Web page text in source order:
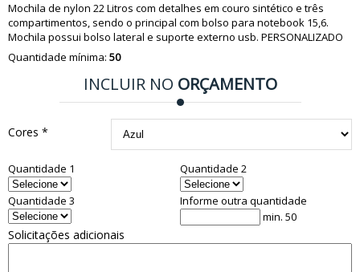
Mochila de nylon 22 Litros com detalhes em couro sintético e três
compartimentos, sendo o principal com bolso para notebook 15,6.
Mochila possui bolso lateral e suporte externo usb. PERSONALIZADO
Quantidade mínima: 50
INCLUIR NO ORÇAMENTO
Cores *
Quantidade 1 Quantidade 2
Quantidade 3
Informe outra quantidade
min. 50
Solicitações adicionais